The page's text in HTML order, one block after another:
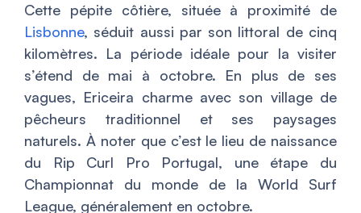
Cette pépite côtière, située à proximité de
Lisbonne, séduit aussi par son littoral de cinq
kilomètres. La période idéale pour la visiter
s’étend de mai à octobre. En plus de ses
vagues, Ericeira charme avec son village de
pêcheurs traditionnel et ses paysages
naturels. À noter que c’est le lieu de naissance
du Rip Curl Pro Portugal, une étape du
Championnat du monde de la World Surf
League, généralement en octobre.